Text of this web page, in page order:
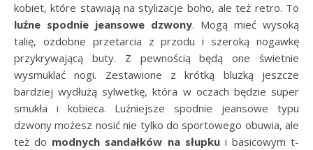
kobiet, które stawiają na stylizacje boho, ale też retro. To
luźne spodnie jeansowe dzwony. Mogą mieć wysoką
talię, ozdobne przetarcia z przodu i szeroką nogawkę
przykrywającą buty. Z pewnością będą one świetnie
wysmuklać nogi. Zestawione z krótką bluzką jeszcze
bardziej wydłużą sylwetkę, która w oczach będzie super
smukła i kobieca. Luźniejsze spodnie jeansowe typu
dzwony możesz nosić nie tylko do sportowego obuwia, ale
też do modnych sandałków na słupku i basicowym t-